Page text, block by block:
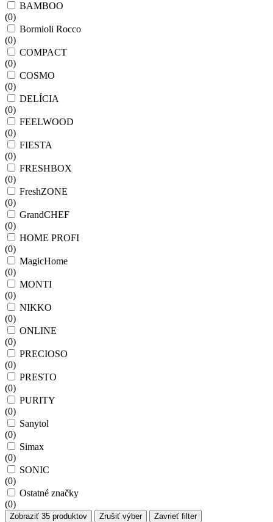
BAMBOO
(0)
Bormioli Rocco
(0)
COMPACT
(0)
COSMO
(0)
DELÍCIA
(0)
FEELWOOD
(0)
FIESTA
(0)
FRESHBOX
(0)
FreshZONE
(0)
GrandCHEF
(0)
HOME PROFI
(0)
MagicHome
(0)
MONTI
(0)
NIKKO
(0)
ONLINE
(0)
PRECIOSO
(0)
PRESTO
(0)
PURITY
(0)
Sanytol
(0)
Simax
(0)
SONIC
(0)
Ostatné značky
(0)
Zobraziť 35 produktov Zrušiť výber Zavrieť filter